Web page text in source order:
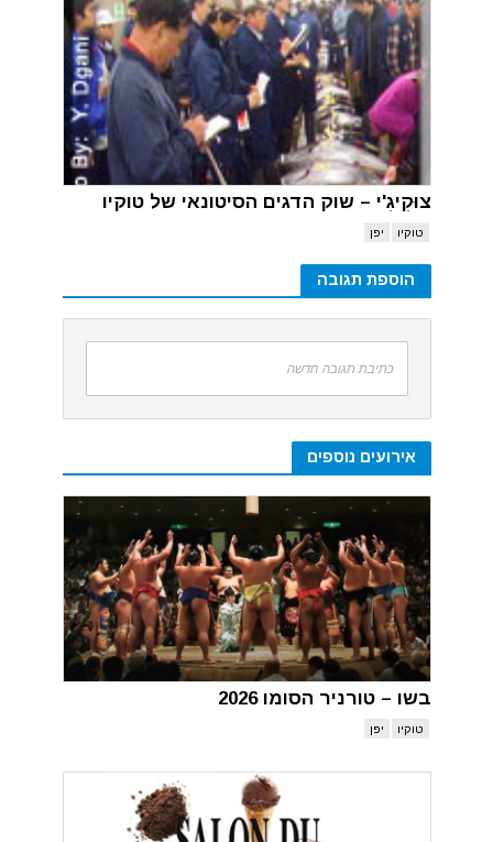
צוּקִיגִ'י – שוק הדגים הסיטונאי של טוקיו
טוקיו יפן
הוספת תגובה
כתיבת תגובה חדשה
אירועים נוספים
בשו – טורניר הסומו 2026
טוקיו יפן